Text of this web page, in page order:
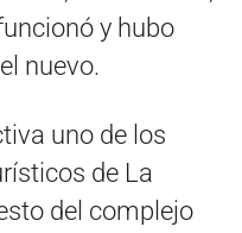
y hubo
nuevo.
uno de los
de La
del complejo